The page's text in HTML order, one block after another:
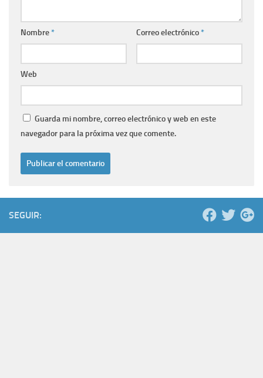
Nombre* Correo electrónico*
Web
Guarda mi nombre, correo electrónico y web en este
navegador para la próxima vez que comente.
SEGUIR: